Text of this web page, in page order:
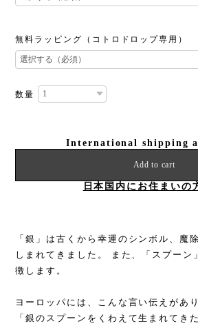
無料ラッピング（コトロドロップ専用）
数量
International shipping
Add to cart
日本国内にお住まいの
「銀」は古くから幸運のシンボル、魔
しまれてきました。 また、「スプーン
徴します。
ヨーロッパには、こんな言い伝えがあり
「銀のスプーンをくわえて生まれてき